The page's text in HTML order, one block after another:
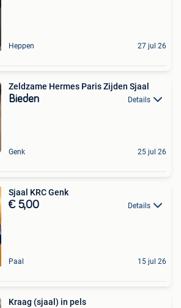
Heppen 27 jul 26
Zeldzame Hermes Paris Zijden Sjaal
Bieden Details
Genk 25 jul 26
Sjaal KRC Genk
€ 5,00 Details
Paal 15 jul 26
Kraag (sjaal) in pels